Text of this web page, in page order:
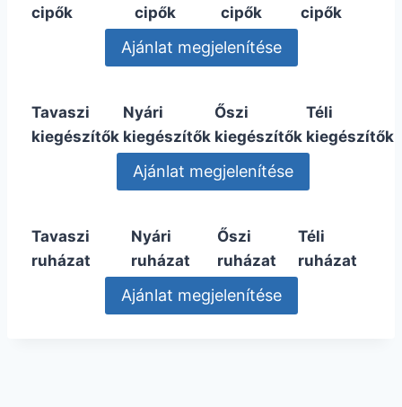
cipők
cipők
cipők
cipők
Tavaszi
kiegészítők
Nyári
kiegészítők
Őszi
kiegészítők
Téli
kiegészítők
Tavaszi
ruházat
Nyári
ruházat
Őszi
ruházat
Téli
ruházat